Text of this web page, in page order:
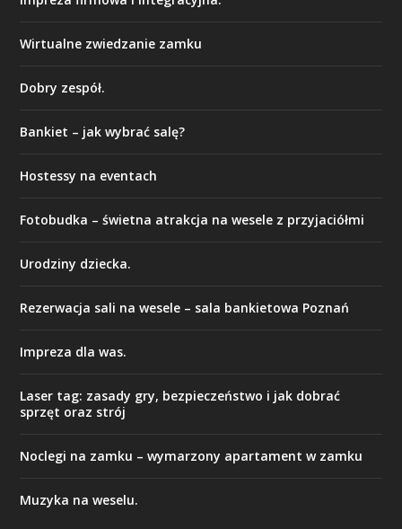
Wirtualne zwiedzanie zamku
Dobry zespół.
Bankiet – jak wybrać salę?
Hostessy na eventach
Fotobudka – świetna atrakcja na wesele z przyjaciółmi
Urodziny dziecka.
Rezerwacja sali na wesele – sala bankietowa Poznań
Impreza dla was.
Laser tag: zasady gry, bezpieczeństwo i jak dobrać
sprzęt oraz strój
Noclegi na zamku – wymarzony apartament w zamku
Muzyka na weselu.